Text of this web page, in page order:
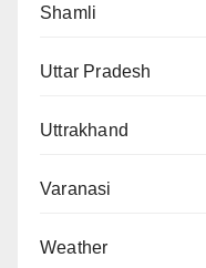
Shamli
Uttar Pradesh
Uttrakhand
Varanasi
Weather